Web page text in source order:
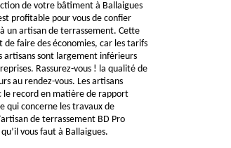
de votre bâtiment à Ballaigues
profitable pour vous de confier
un artisan de terrassement. Cette
faire des économies, car les tarifs
artisans sont largement inférieurs
Rassurez-vous ! la qualité de
au rendez-vous. Les artisans
le record en matière de rapport
qui concerne les travaux de
de terrassement BD Pro
vous faut à Ballaigues.